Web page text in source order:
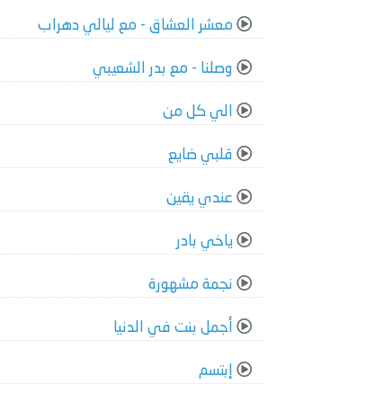
معشر العشاق - مع ليالي دهراب
وصلنا - مع بدر الشعيبي
الي كل من
قلبي ضايع
عندي يقين
ياخي بادر
نجمة مشهورة
أجمل بنت في الدنيا
إبتسم